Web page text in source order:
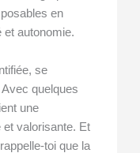
en
et autonomie.
se
quelques
une
et valorisante. Et
toi que la